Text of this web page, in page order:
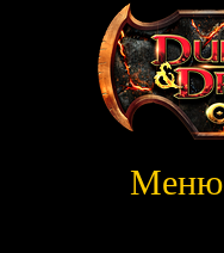
Меню